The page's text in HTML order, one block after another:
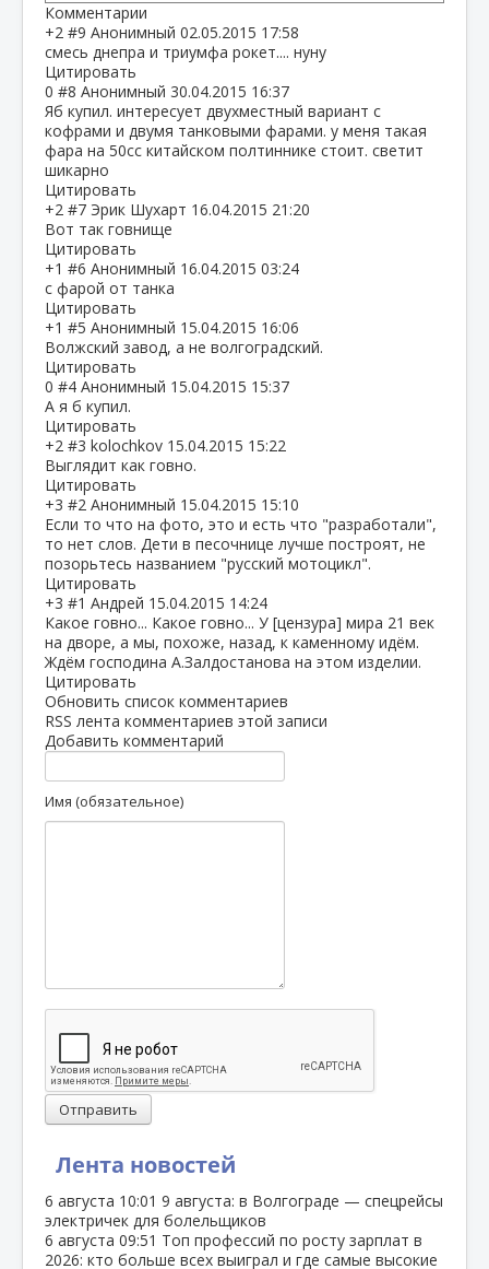
Лента новостей
6 августа 10:01 9 августа: в Волгограде — спецрейсы
электричек для болельщиков
6 августа 09:51 Топ профессий по росту зарплат в
2026: кто больше всех выиграл и где самые высокие
Комментарии
+2 #9 Анонимный 02.05.2015 17:58
смесь днепра и триумфа рокет.... нуну
Цитировать
0 #8 Анонимный 30.04.2015 16:37
Яб купил. интересует двухместный вариант с
кофрами и двумя танковыми фарами. у меня такая
фара на 50сс китайском полтиннике стоит. светит
шикарно
Цитировать
+2 #7 Эрик Шухарт 16.04.2015 21:20
Вот так говнище
Цитировать
+1 #6 Анонимный 16.04.2015 03:24
с фарой от танка
Цитировать
+1 #5 Анонимный 15.04.2015 16:06
Волжский завод, а не волгоградский.
Цитировать
0 #4 Анонимный 15.04.2015 15:37
А я б купил.
Цитировать
+2 #3 kolochkov 15.04.2015 15:22
Выглядит как говно.
Цитировать
+3 #2 Анонимный 15.04.2015 15:10
Если то что на фото, это и есть что "разработали",
то нет слов. Дети в песочнице лучше построят, не
позорьтесь названием "русский мотоцикл".
Цитировать
+3 #1 Андрей 15.04.2015 14:24
Какое говно... Какое говно... У [цензура] мира 21 век
на дворе, а мы, похоже, назад, к каменному идём.
Ждём господина А.Залдостанова на этом изделии.
Цитировать
Обновить список комментариев
RSS лента комментариев этой записи
Добавить комментарий
Имя (обязательное)
Отправить